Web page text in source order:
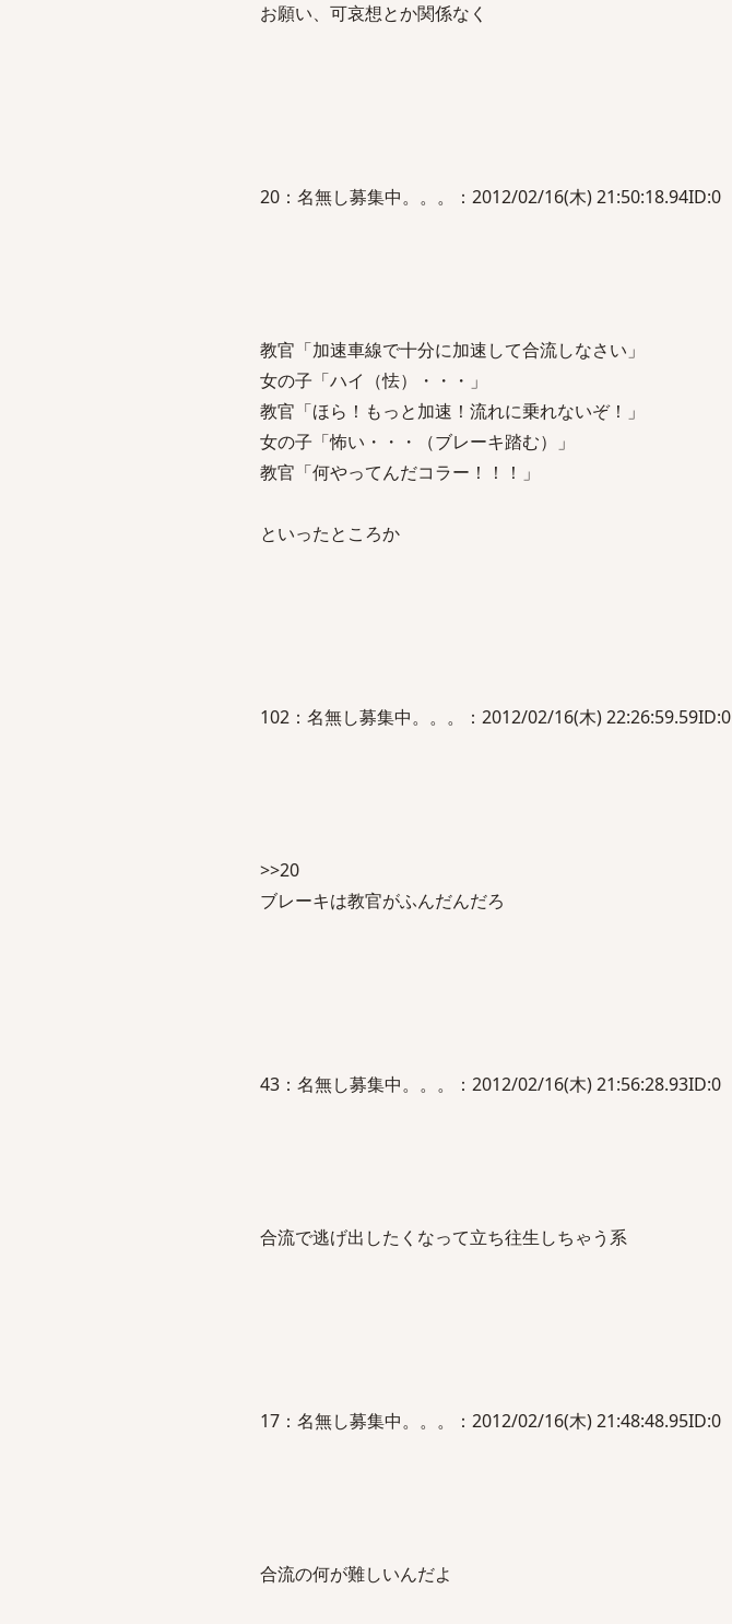
お願い、可哀想とか関係なく
20：名無し募集中。。。：2012/02/16(木) 21:50:18.94ID:0
教官「加速車線で十分に加速して合流しなさい」
女の子「ハイ（怯）・・・」
教官「ほら！もっと加速！流れに乗れないぞ！」
女の子「怖い・・・（ブレーキ踏む）」
教官「何やってんだコラー！！！」
といったところか
102：名無し募集中。。。：2012/02/16(木) 22:26:59.59ID:0
>>20
ブレーキは教官がふんだんだろ
43：名無し募集中。。。：2012/02/16(木) 21:56:28.93ID:0
合流で逃げ出したくなって立ち往生しちゃう系
17：名無し募集中。。。：2012/02/16(木) 21:48:48.95ID:0
合流の何が難しいんだよ